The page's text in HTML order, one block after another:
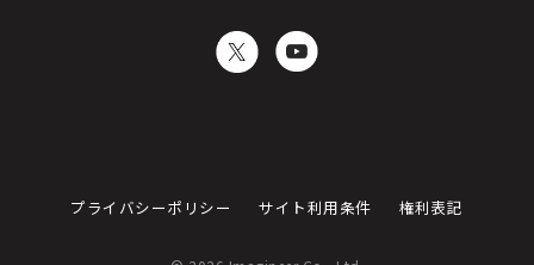
プライバシーポリシー サイト利用条件 権利表記